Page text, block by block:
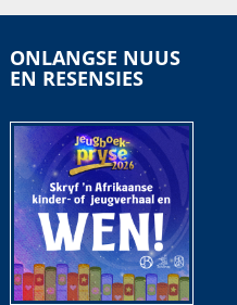
ONLANGSE NUUS
EN RESENSIES